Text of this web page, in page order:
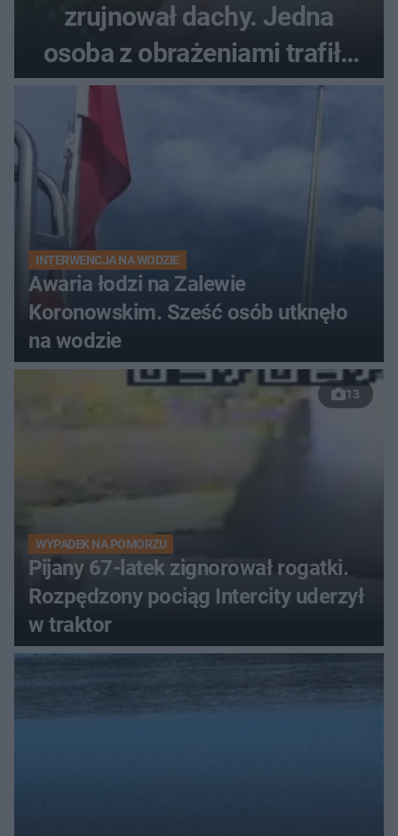
zrujnował dachy. Jedna
osoba z obrażeniami trafiła
do szpitala
INTERWENCJA NA WODZIE
Awaria łodzi na Zalewie
Koronowskim. Sześć osób utknęło
na wodzie
13
WYPADEK NA POMORZU
Pijany 67-latek zignorował rogatki.
Rozpędzony pociąg Intercity uderzył
w traktor